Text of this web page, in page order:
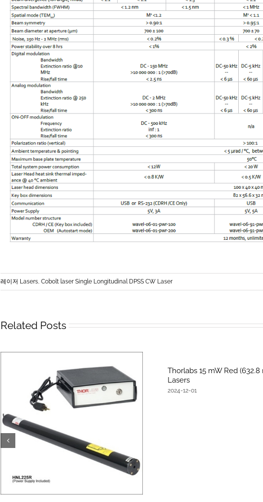
레이저 Lasers Cobolt laser Single Longitudinal DPSS CW Laser
Related Posts
Thorlabs 15 mW Red
Lasers
2024-12-01